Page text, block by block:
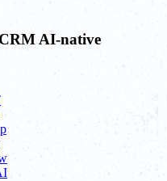
AI-native